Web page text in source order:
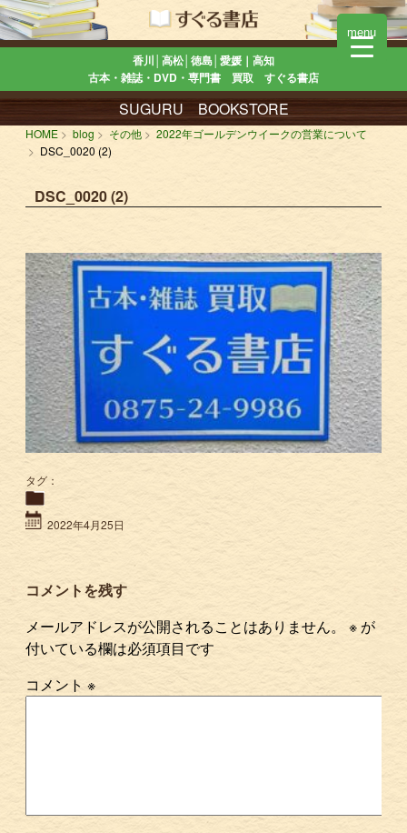
香川│高松│徳島│愛媛｜高知
古本・雑誌・DVD・専門書 買取 すぐる書店
SUGURU BOOKSTORE
HOME blog その他
2022年ゴールデンウイークの営業について
DSC_0020 (2)
DSC_0020 (2)
タグ：
2022年4月25日
コメントを残す
メールアドレスが公開されることはありません。
※が
付いている欄は必須項目です
コメント※
menu